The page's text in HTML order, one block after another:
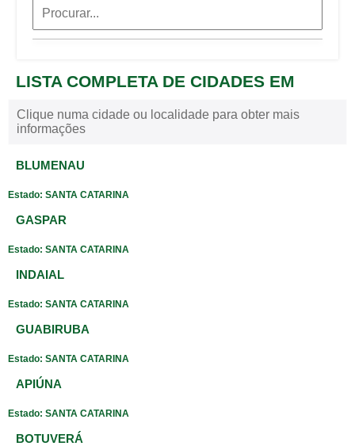
LISTA COMPLETA DE CIDADES EM
Clique numa cidade ou localidade para obter mais
informações
BLUMENAU
Estado: SANTA CATARINA
GASPAR
Estado: SANTA CATARINA
INDAIAL
Estado: SANTA CATARINA
GUABIRUBA
Estado: SANTA CATARINA
APIÚNA
Estado: SANTA CATARINA
BOTUVERÁ